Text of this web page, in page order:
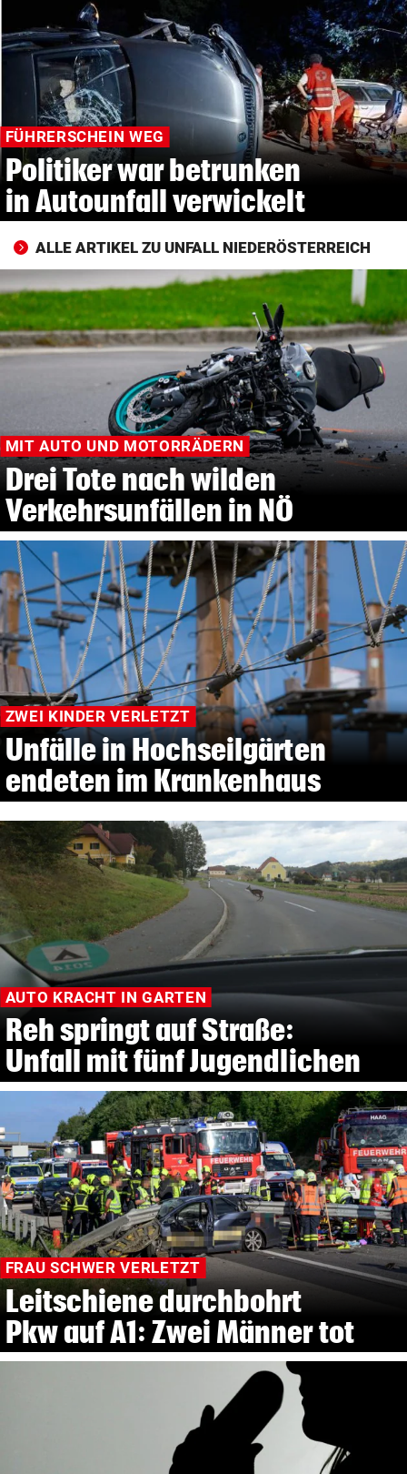
© Krone Multimedia GmbH & Co KG 2026
Muthgasse 2, 1190 Wien
FÜHRERSCHEIN WEG
Politiker war betrunken
in Autounfall verwickelt
ALLE ARTIKEL ZU UNFALL NIEDERÖSTERREICH
MIT AUTO UND MOTORRÄDERN
Drei Tote nach wilden
Verkehrsunfällen in NÖ
ZWEI KINDER VERLETZT
Unfälle in Hochseilgärten
endeten im Krankenhaus
AUTO KRACHT IN GARTEN
Reh springt auf Straße:
Unfall mit fünf Jugendlichen
FRAU SCHWER VERLETZT
Leitschiene durchbohrt
Pkw auf A1: Zwei Männer tot